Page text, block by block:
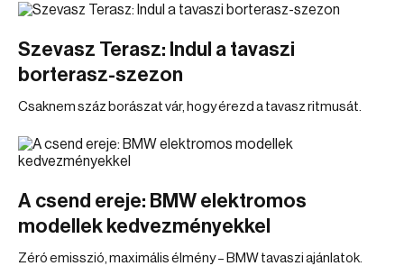
Szevasz Terasz: Indul a tavaszi
borterasz-szezon
Csaknem száz borászat vár, hogy érezd a tavasz ritmusát.
A csend ereje: BMW elektromos
modellek kedvezményekkel
Zéró emisszió, maximális élmény – BMW tavaszi ajánlatok.